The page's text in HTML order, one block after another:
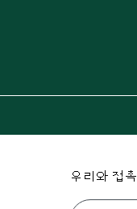
우리와 접촉